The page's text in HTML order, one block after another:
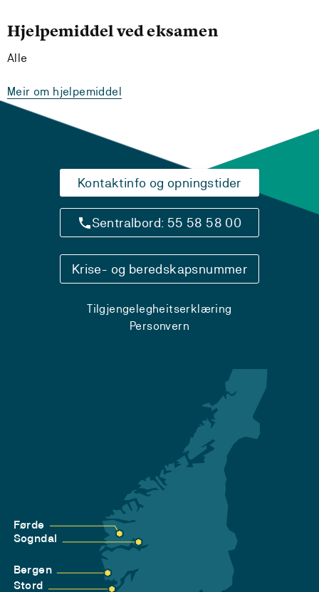
Hjelpemiddel ved eksamen
Alle
Meir om hjelpemiddel
Kontaktinfo og opningstider
Sentralbord: 55 58 58 00
Krise- og beredskapsnummer
Tilgjengelegheitserklæring
Personvern
Førde
Sogndal
Bergen
Stord